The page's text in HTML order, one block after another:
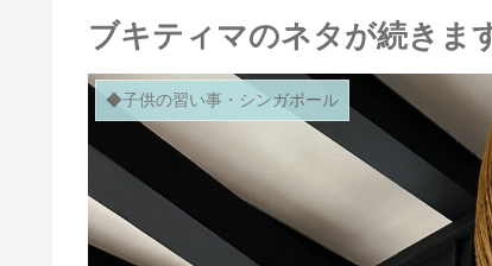
ブキティマのネタが続きま
◆子供の習い事・シンガポール